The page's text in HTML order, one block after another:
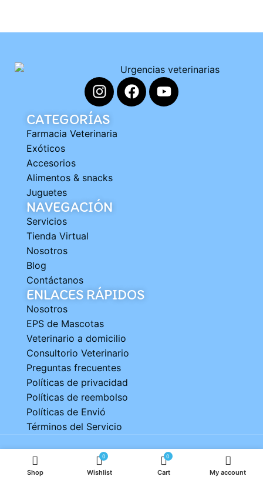
CATEGORÍAS
Farmacia Veterinaria
Exóticos
Accesorios
Alimentos & snacks
Juguetes
NAVEGACIÓN
Servicios
Tienda Virtual
Nosotros
Blog
Contáctanos
ENLACES RÁPIDOS
Nosotros
EPS de Mascotas
Veterinario a domicilio
Consultorio Veterinario
Preguntas frecuentes
Políticas de privacidad
Políticas de reembolso
Políticas de Envió
Términos del Servicio
© 2025, Veterinario en su hogar
Desarrollado por
Compusolve
Shop
0
Wishlist
0
Cart My account